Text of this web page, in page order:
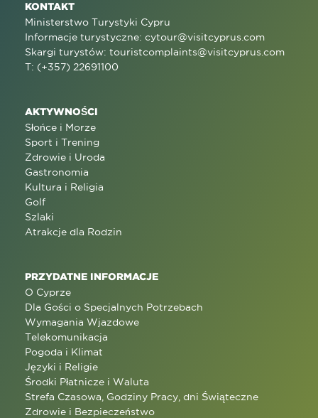
KONTAKT
Ministerstwo Turystyki Cypru
Informacje turystyczne: cytour@visitcyprus.com
Skargi turystów: touristcomplaints@visitcyprus.com
T: (+357) 22691100
AKTYWNOŚCI
Słońce i Morze
Sport i Trening
Zdrowie i Uroda
Gastronomia
Kultura i Religia
Golf
Szlaki
Atrakcje dla Rodzin
PRZYDATNE INFORMACJE
O Cyprze
Dla Gości o Specjalnych Potrzebach
Wymagania Wjazdowe
Telekomunikacja
Pogoda i Klimat
Języki i Religie
Środki Płatnicze i Waluta
Strefa Czasowa, Godziny Pracy, dni Świąteczne
Zdrowie i Bezpieczeństwo